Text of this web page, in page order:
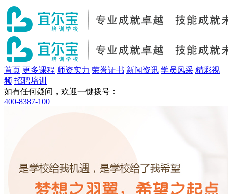
首页 更多课程 师资实力 荣誉证书 新闻资讯 学员风采 精彩视
频 招聘培训
如有任何疑问，欢迎一键拨号：
400-8387-100